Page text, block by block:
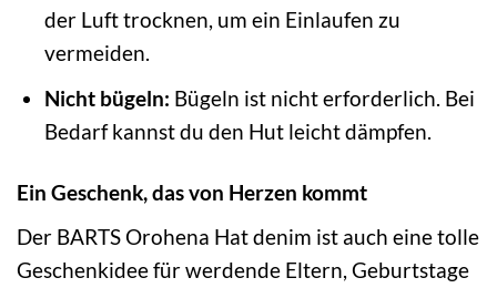
der Luft trocknen, um ein Einlaufen zu
vermeiden.
Nicht bügeln: Bügeln ist nicht erforderlich. Bei
Bedarf kannst du den Hut leicht dämpfen.
Ein Geschenk, das von Herzen kommt
Der BARTS Orohena Hat denim ist auch eine tolle
Geschenkidee für werdende Eltern, Geburtstage